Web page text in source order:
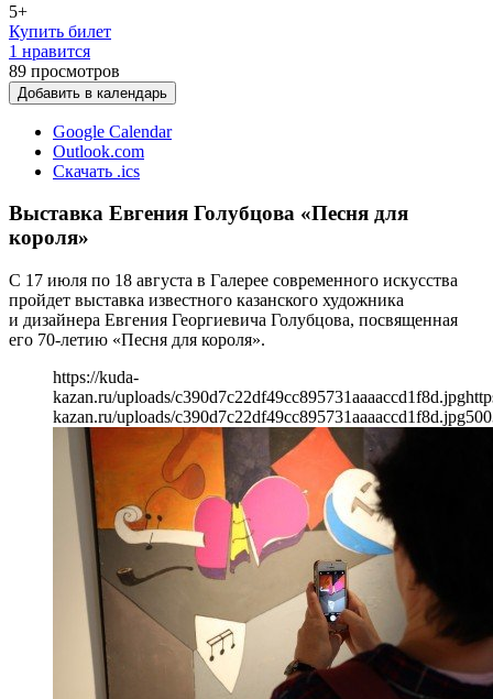
5+
Купить билет
1 нравится
89 просмотров
Добавить в календарь
Google Calendar
Outlook.com
Скачать .ics
Выставка Евгения Голубцова «Песня для
короля»
С 17 июля по 18 августа в Галерее современного искусства
пройдет выставка известного казанского художника
и дизайнера Евгения Георгиевича Голубцова, посвященная
его 70-летию «Песня для короля».
https://kuda-
kazan.ru/uploads/c390d7c22df49cc895731aaaaccd1f8d.jpg
kazan.ru/uploads/c390d7c22df49cc895731aaaaccd1f8d.jpg500